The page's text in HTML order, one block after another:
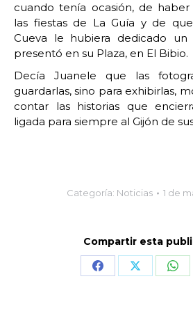
cuando tenía ocasión, de
las fiestas de La Guía y de
Cueva le hubiera dedicado
presentó en su Plaza, en El Bibio.
Decía Juanele que las
guardarlas, sino para exhibirlas,
contar las historias que
ligada para siempre al Gijón de
Categoría: Noticias 1 de
Compartir esta
Share Share